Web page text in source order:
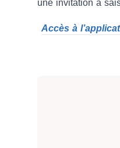
une invitation à
Accès à